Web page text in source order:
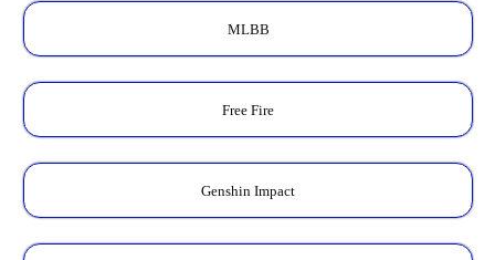
MLBB
Free Fire
Genshin Impact